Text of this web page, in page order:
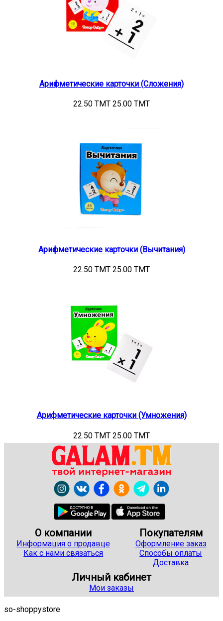
Арифметические карточки (Сложения)
22.50 TMT 25.00 TMT
Арифметические карточки (Вычитания)
22.50 TMT 25.00 TMT
Арифметические карточки (Умножения)
22.50 TMT 25.00 TMT
О компании
Информация о продавце
Как с нами связаться
Покупателям
Оформление заказ
Способы оплаты
Доставка
Личный кабинет
Мои заказы
so-shoppystore